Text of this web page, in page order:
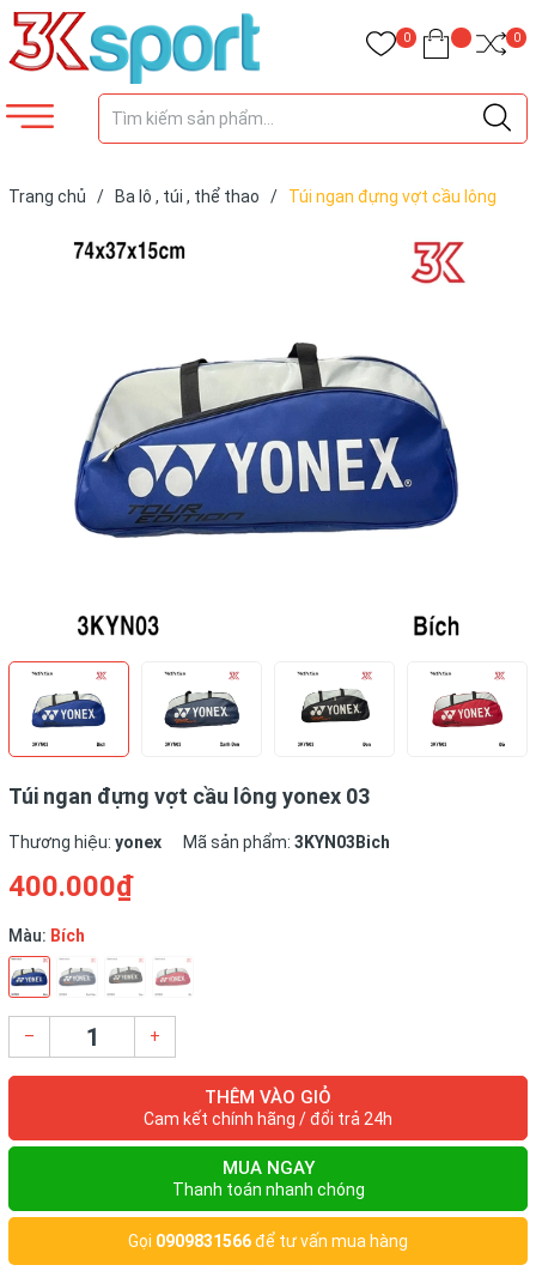
0 0
Trang chủ / Ba lô , túi , thể thao /
Túi ngan đựng vợt cầu lông
Túi ngan đựng vợt cầu lông yonex 03
Thương hiệu: yonex Mã sản phẩm: 3KYN03Bich
400.000₫
Màu: Bích
– +
THÊM VÀO GIỎ
Cam kết chính hãng / đổi trả 24h
MUA NGAY
Thanh toán nhanh chóng
Gọi 0909831566để tư vấn mua hàng